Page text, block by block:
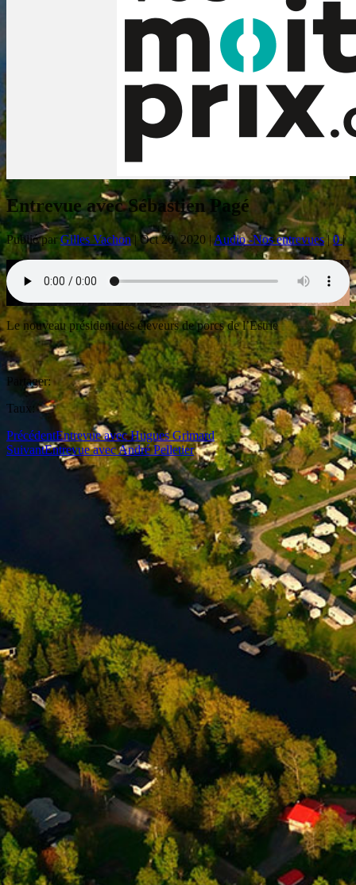
Entrevue avec Sébastien Pagé
Publié par Gilles Vachon | Oct 20, 2020 |Audio -Nos entrevues|0|
Le nouveau président des éleveurs de porcs de l’Estrie
Partager:
Taux:
PrécédentEntrevue avec Hugues Grimard
SuivantEntrevue avec André Pelletier